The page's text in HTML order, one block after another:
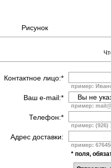
Рисунок
Контактное лицо:*
пример:
Ваш e-mail:*
пример:
Телефон:*
пример: (926)
Адрес доставки:
пример:
* поля,